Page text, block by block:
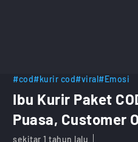
#cod#kurir cod#viral#Emosi
Ibu Kurir Paket
Puasa, Customer
sekitar 1 tahun lalu